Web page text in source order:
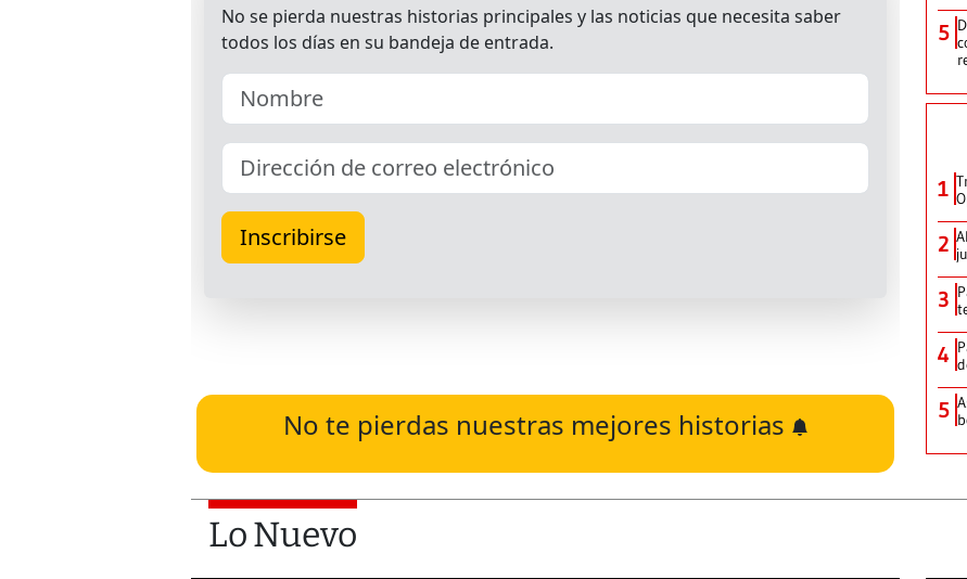
No te pierdas nuestras mejores historias
5
1
2
3
4
5
Lo Nuevo